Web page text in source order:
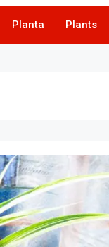
Planta Plants